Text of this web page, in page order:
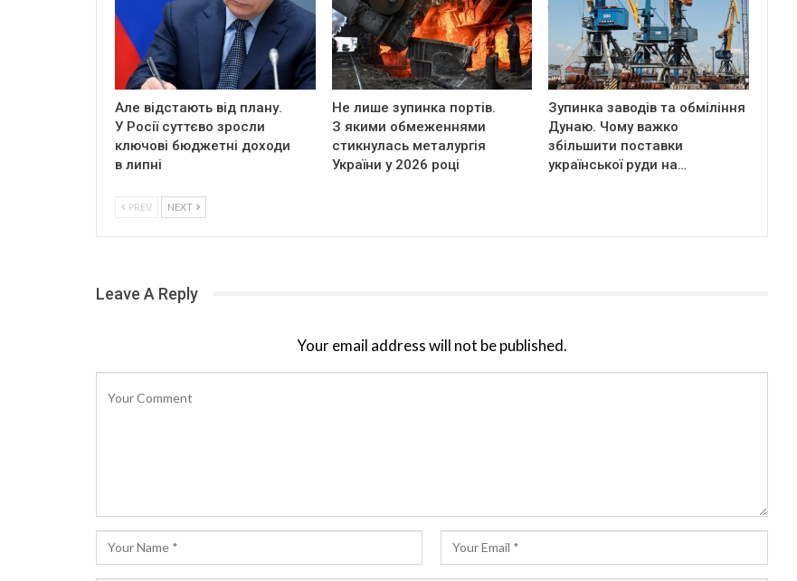
Але відстають від плану.
У Росії суттєво зросли
ключові бюджетні доходи
в липні
Не лише зупинка портів.
З якими обмеженнями
стикнулась металургія
України у 2026 році
Зупинка заводів та обміління
Дунаю. Чому важко
збільшити поставки
української руди на…
PREV NEXT
Leave A Reply
Your email address will not be published.